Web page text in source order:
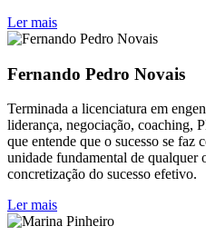
Ler mais
Fernando Pedro Novais
Terminada a licenciatura em
liderança, negociação, coaching,
que entende que o sucesso se faz
unidade fundamental de qualquer
concretização do sucesso efetivo.
Ler mais